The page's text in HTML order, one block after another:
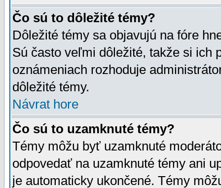
Čo sú to dôležité témy?
Dôležité témy sa objavujú na fóre
Sú často veľmi dôležité, takže si ich
oznámeniach rozhoduje
dôležité témy.
Návrat hore
Čo sú to uzamknuté témy?
Témy môžu byť uzamknuté
odpovedať na uzamknuté témy ani
je automaticky ukončené. Témy